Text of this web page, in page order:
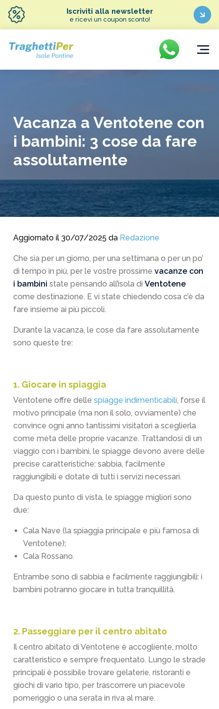
Iscriviti alla newsletter
e ricevi un coupon sconto!
Vacanza a Ventotene con
i bambini: 3 cose da fare
assolutamente
Aggiornato il 30/07/2025 da Redazione
Che sia per un giorno, per una settimana o per un po’
di tempo in più, per le vostre prossime vacanze con
i bambini state pensando all’isola di Ventotene
come destinazione. E vi state chiedendo cosa c’è da
fare insieme ai più piccoli.
Durante la vacanza, le cose da fare assolutamente
sono queste tre:
1. Giocare in spiaggia
Ventotene offre delle spiagge indimenticabili, forse il
motivo principale (ma non il solo, ovviamente) che
convince ogni anno tantissimi visitatori a sceglierla
come meta delle proprie vacanze. Trattandosi di un
viaggio con i bambini, le spiagge devono avere delle
precise caratteristiche: sabbia, facilmente
raggiungibili e dotate di tutti i servizi necessari.
Da questo punto di vista, le spiagge migliori sono
due:
Cala Nave (la spiaggia principale e più famosa di
Ventotene);
Cala Rossano.
Entrambe sono di sabbia e facilmente raggiungibili: i
bambini potranno giocare in tutta tranquillità.
2. Passeggiare per il centro abitato
Il centro abitato di Ventotene è accogliente, molto
caratteristico e sempre frequentato. Lungo le strade
principali è possibile trovare gelaterie, ristoranti e
giochi di vario tipo, per trascorrere un piacevole
pomeriggio o una serata in riva al mare.